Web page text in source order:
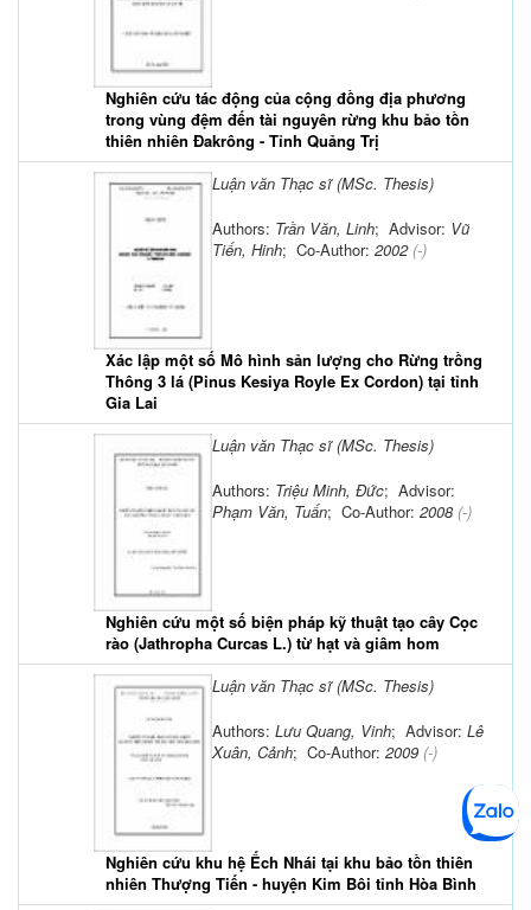
Nghiên cứu tác động của cộng đồng địa phương
trong vùng đệm đến tài nguyên rừng khu bảo tồn
thiên nhiên Đakrông - Tỉnh Quảng Trị
Luận văn Thạc sĩ (MSc. Thesis)
Xác lập một số Mô hình sản lượng cho Rừng trồng
Thông 3 lá (Pinus Kesiya Royle Ex Cordon) tại tỉnh
Gia Lai
Authors: Trần Văn, Linh; Advisor: Vũ
Tiến, Hinh; Co-Author: 2002(-)
Luận văn Thạc sĩ (MSc. Thesis)
Nghiên cứu một số biện pháp kỹ thuật tạo cây Cọc
rào (Jathropha Curcas L.) từ hạt và giâm hom
Authors: Triệu Minh, Đức; Advisor:
Phạm Văn, Tuấn; Co-Author: 2008 (-)
Luận văn Thạc sĩ (MSc. Thesis)
Nghiên cứu khu hệ Ếch Nhái tại khu bảo tồn thiên
nhiên Thượng Tiến - huyện Kim Bôi tỉnh Hòa Bình
Authors: Lưu Quang, Vinh; Advisor: Lê
Xuân, Cảnh; Co-Author: 2009 (-)